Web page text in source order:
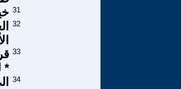
31
32
*
33
34